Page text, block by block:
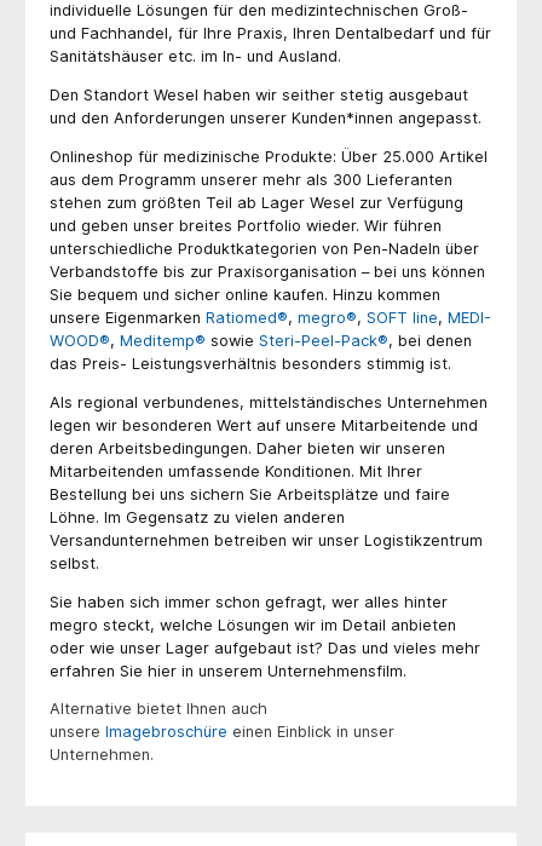
individuelle Lösungen für den medizintechnischen Groß-
und Fachhandel, für Ihre Praxis, Ihren Dentalbedarf und für
Sanitätshäuser etc. im In- und Ausland.
Den Standort Wesel haben wir seither stetig ausgebaut
und den Anforderungen unserer Kunden*innen angepasst.
Onlineshop für medizinische Produkte: Über 25.000 Artikel
aus dem Programm unserer mehr als 300 Lieferanten
stehen zum größten Teil ab Lager Wesel zur Verfügung
und geben unser breites Portfolio wieder. Wir führen
unterschiedliche Produktkategorien von Pen-Nadeln über
Verbandstoffe bis zur Praxisorganisation – bei uns können
Sie bequem und sicher online kaufen. Hinzu kommen
unsere Eigenmarken Ratiomed®, megro®, SOFT line, MEDI-
WOOD®, Meditemp® sowie Steri-Peel-Pack®, bei denen
das Preis- Leistungsverhältnis besonders stimmig ist.
Als regional verbundenes, mittelständisches Unternehmen
legen wir besonderen Wert auf unsere Mitarbeitende und
deren Arbeitsbedingungen. Daher bieten wir unseren
Mitarbeitenden umfassende Konditionen. Mit Ihrer
Bestellung bei uns sichern Sie Arbeitsplätze und faire
Löhne. Im Gegensatz zu vielen anderen
Versandunternehmen betreiben wir unser Logistikzentrum
selbst.
Sie haben sich immer schon gefragt, wer alles hinter
megro steckt, welche Lösungen wir im Detail anbieten
oder wie unser Lager aufgebaut ist? Das und vieles mehr
erfahren Sie hier in unserem Unternehmensfilm.
Alternative bietet Ihnen auch
unsere Imagebroschüre einen Einblick in unser
Unternehmen.